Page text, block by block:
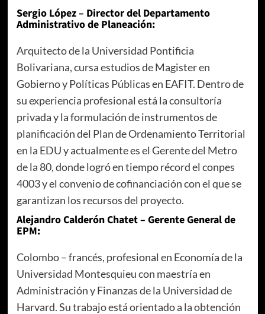
Sergio López – Director del Departamento
Administrativo de Planeación:
Arquitecto de la Universidad Pontificia
Bolivariana, cursa estudios de Magister en
Gobierno y Políticas Públicas en EAFIT. Dentro de
su experiencia profesional está la consultoría
privada y la formulación de instrumentos de
planificación del Plan de Ordenamiento Territorial
en la EDU y actualmente es el Gerente del Metro
de la 80, donde logró en tiempo récord el conpes
4003 y el convenio de cofinanciación con el que se
garantizan los recursos del proyecto.
Alejandro Calderón Chatet – Gerente General de
EPM:
Colombo – francés, profesional en Economía de la
Universidad Montesquieu con maestría en
Administración y Finanzas de la Universidad de
Harvard. Su trabajo está orientado a la obtención